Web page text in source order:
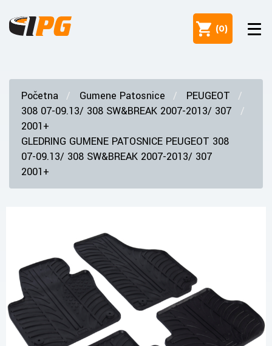
(0)
Početna Gumene Patosnice
PEUGEOT
308 07-09.13/ 308 SW&BREAK 2007-2013/ 307
2001+
GLEDRING GUMENE PATOSNICE PEUGEOT 308
07-09.13/ 308 SW&BREAK 2007-2013/ 307
2001+